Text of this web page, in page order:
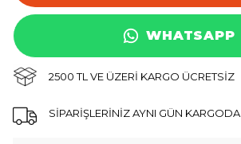
WHATSAPP
2500 TL VE ÜZERİ KARGO ÜCRETSİZ
SİPARİŞLERİNİZ AYNI GÜN KARGODA